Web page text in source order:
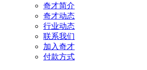
奇才简介
奇才动态
行业动态
联系我们
加入奇才
付款方式